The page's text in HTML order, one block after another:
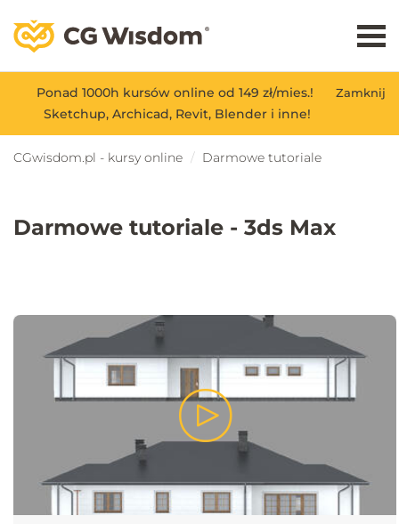
Zamknij
Ponad 1000h kursów online od 149 zł/mies.!
Sketchup, Archicad, Revit, Blender i inne!
CGwisdom.pl - kursy online Darmowe tutoriale
Darmowe tutoriale - 3ds Max